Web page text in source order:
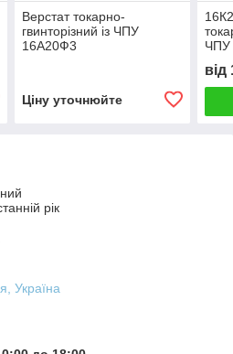
Верстат токарно-
гвинторізний із ЧПУ
16А20Ф3
Ціну уточнюйте
ЧПУ
від
рік
Україна